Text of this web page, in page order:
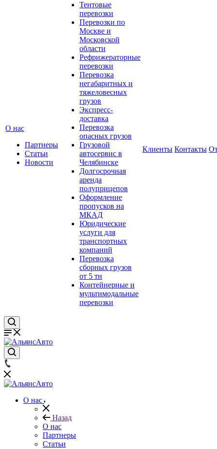
О нас
Партнеры
Статьи
Новости
Тентовые
перевозки
Перевозки по
Москве и
Московской
области
Рефрижераторные
перевозки
Перевозка
негабаритных и
тяжеловесных
грузов
Экспресс-
доставка
Перевозка
опасных грузов
Грузовой
автосервис в
Челябинске
Долгосрочная
аренда
полуприцепов
Оформление
пропусков на
МКАД
Юридические
услуги для
транспортных
компаний
Перевозка
сборных грузов
от 5 тн
Контейнерные и
мультимодальные
перевозки
Клиенты Контакты
О нас
Назад
О нас
Партнеры
Статьи